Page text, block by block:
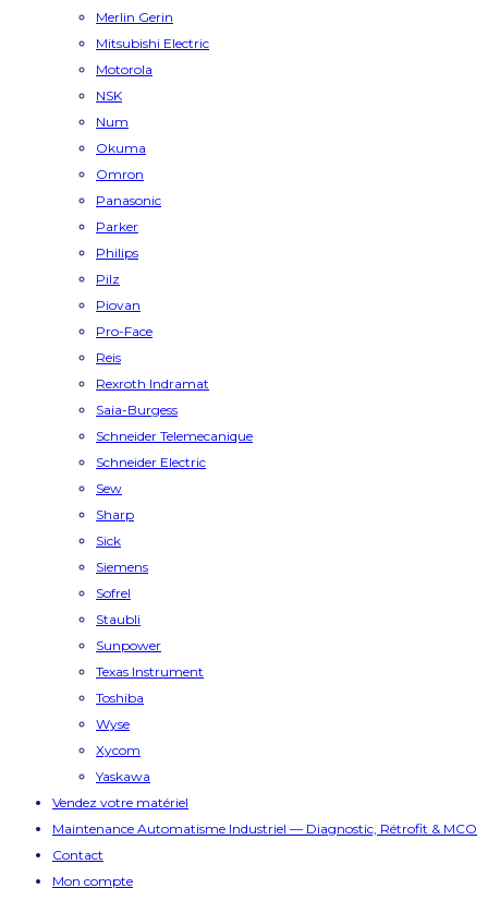
Merlin Gerin
Mitsubishi Electric
Motorola
NSK
Num
Okuma
Omron
Panasonic
Parker
Philips
Pilz
Piovan
Pro-Face
Reis
Rexroth Indramat
Saia-Burgess
Schneider Telemecanique
Schneider Electric
Sew
Sharp
Sick
Siemens
Sofrel
Staubli
Sunpower
Texas Instrument
Toshiba
Wyse
Xycom
Yaskawa
Vendez votre matériel
Maintenance Automatisme Industriel — Diagnostic, Rétrofit & MCO
Contact
Mon compte